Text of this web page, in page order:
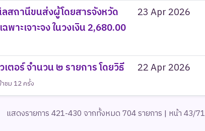
ลสถานีขนส่งผู้โดยสารจังหวัด
าะเจาะจง ในวงเงิน 2,680.00
23 Apr 2026
ตอร์ จำนวน ๒ รายการ โดยวิธี
าชม 12 ครั้ง
22 Apr 2026
แสดงรายการ 421-430 จากทั้งหมด 704 รายการ | หน้า 43/71